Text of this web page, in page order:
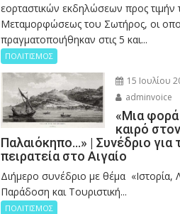
εορταστικών εκδηλώσεων προς τιμήν
Μεταμορφώσεως του Σωτήρος, οι
πραγματοποιήθηκαν στις 5 και...
ΠΟΛΙΤΙΣΜΟΣ
15 Ιουλίου
adminvoice
«Μια φορά
καιρό στον
Παλαιόκηπο…» | Συνέδριο για
πειρατεία στο Αιγαίο
Διήμερο συνέδριο με θέμα «Ιστορία,
Παράδοση και Τουριστική...
ΠΟΛΙΤΙΣΜΟΣ